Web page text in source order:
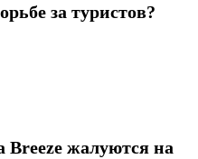
за туристов?
Breeze жалуются на